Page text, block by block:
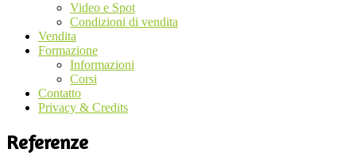
Video e Spot
Condizioni di vendita
Vendita
Formazione
Informazioni
Corsi
Contatto
Privacy & Credits
Referenze